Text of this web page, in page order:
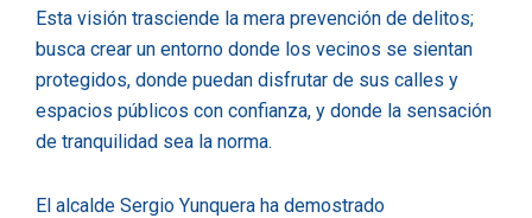
Esta visión trasciende la mera prevención de delitos;
busca crear un entorno donde los vecinos se sientan
protegidos, donde puedan disfrutar de sus calles y
espacios públicos con confianza, y donde la sensación
de tranquilidad sea la norma.
El alcalde Sergio Yunquera ha demostrado